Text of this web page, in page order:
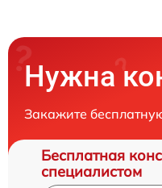
Нужна
Закажите
Бесплатная
специалистом